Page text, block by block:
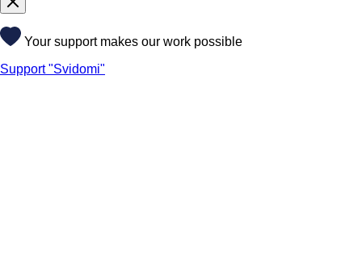
Your support makes our work possible
Support "Svidomi"